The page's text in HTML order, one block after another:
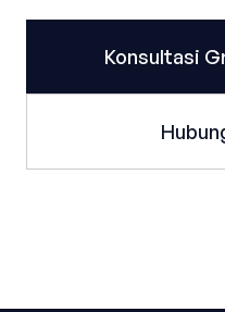
Konsultasi